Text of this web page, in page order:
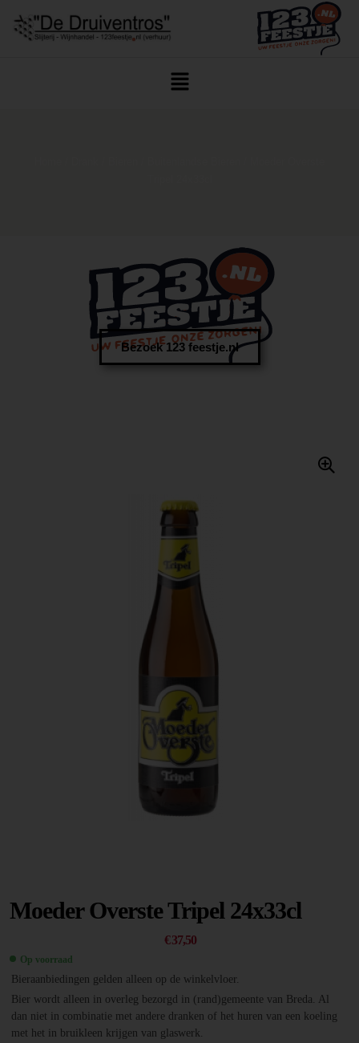
Bezoek 123 feestje.nl
Moeder Overste Tripel 24x33cl
€37,50
Op voorraad
Bieraanbiedingen gelden alleen op de winkelvloer.
Bier wordt alleen in overleg bezorgd in (rand)gemeente van Breda. Al
dan niet in combinatie met andere dranken of het huren van een koeling
met het in bruikleen krijgen van glaswerk.